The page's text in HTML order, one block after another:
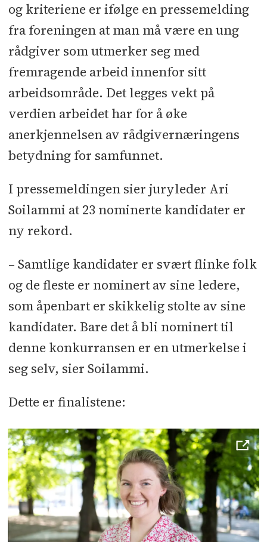
og kriteriene er ifølge en pressemelding
fra foreningen at man må være en ung
rådgiver som utmerker seg med
fremragende arbeid innenfor sitt
arbeidsområde. Det legges vekt på
verdien arbeidet har for å øke
anerkjennelsen av rådgivernæringens
betydning for samfunnet.
I pressemeldingen sier juryleder Ari
Soilammi at 23 nominerte kandidater er
ny rekord.
– Samtlige kandidater er svært flinke folk
og de fleste er nominert av sine ledere,
som åpenbart er skikkelig stolte av sine
kandidater. Bare det å bli nominert til
denne konkurransen er en utmerkelse i
seg selv, sier Soilammi.
Dette er finalistene: